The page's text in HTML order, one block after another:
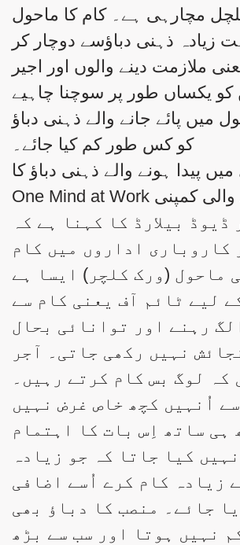
مچارہی ہے۔ کام کا ماحول
زیادہ ذہنی دباؤسے دوچار کر
ملازمت دینے والوں اور اجیر
کو یکساں طور پر سوچنا چاہیے
میں پائے جانے والے ذہنی دباؤ
کو کس طور کم کیا جائے۔
پیدا ہونے والے ذہنی دباؤ کا
حل پیش کرنے والی کمپنی One Mind at Work
ڈیوڈ بیلارڈ کا کہنا ہے کہ
کاروباری اداروں میں کام
ماحول (ورک کلچر) ایسا ہے
لیے ٹائم آف یعنی کام سے
رہنے اور توانائی بحال
نہیں رکھی جاتی۔ آجر
کہ لوگ بس کام کرتے رہیں۔
اُنہیں کچھ خاص غرض نہیں
ہی ساتھ اِس بات کا اہتمام
کیا جاتا کہ جو زیادہ
زیادہ کام کرے اُسے اضافی
جائے۔ منصب کا دباؤ بھی
نہیں ہوتا اور سب سے بڑھ